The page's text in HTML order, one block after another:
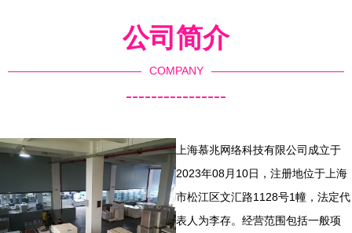
公司简介
COMPANY
----------------
上海慕兆网络科技有限公司成立于
2023年08月10日，注册地位于上海
市松江区文汇路1128号1幢，法定代
表人为李存。经营范围包括一般项